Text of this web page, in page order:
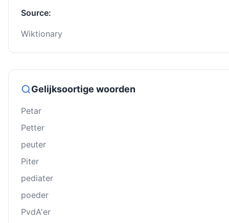
Source:
Wiktionary
Gelijksoortige woorden
Petar
Petter
peuter
Piter
pediater
poeder
PvdA'er